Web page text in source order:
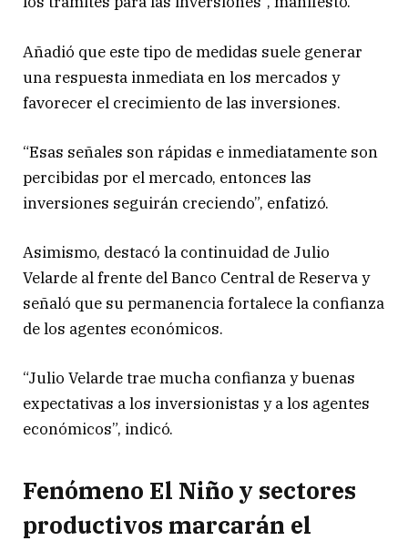
Añadió que este tipo de medidas suele generar
una respuesta inmediata en los mercados y
favorecer el crecimiento de las inversiones.
“Esas señales son rápidas e inmediatamente son
percibidas por el mercado, entonces las
inversiones seguirán creciendo”, enfatizó.
Asimismo, destacó la continuidad de Julio
Velarde al frente del Banco Central de Reserva y
señaló que su permanencia fortalece la confianza
de los agentes económicos.
“Julio Velarde trae mucha confianza y buenas
expectativas a los inversionistas y a los agentes
económicos”, indicó.
Fenómeno El Niño y sectores
productivos marcarán el